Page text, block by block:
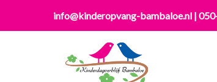
info@kinderopvang-bambaloe.nl |